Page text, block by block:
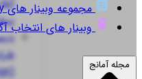
مجموعه وبینار های case study دیزاین
وبینار های انتخاب
مجله آمانج